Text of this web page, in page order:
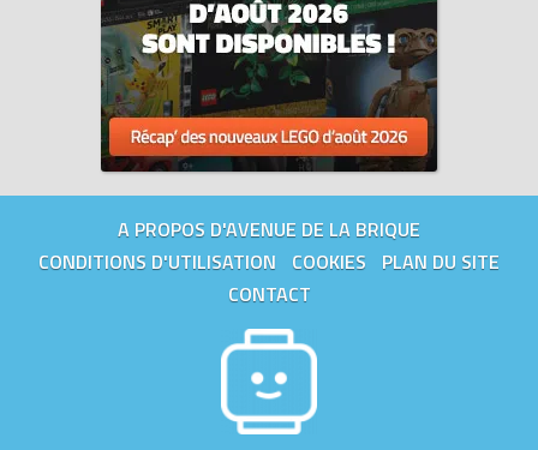
A PROPOS D'AVENUE DE LA BRIQUE
CONDITIONS D'UTILISATION
COOKIES
PLAN DU SITE
CONTACT